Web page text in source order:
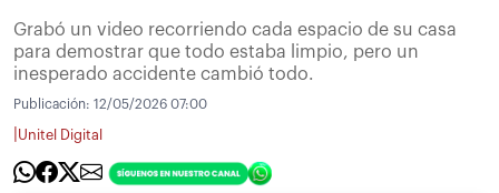
Grabó un video recorriendo cada espacio de su casa
para demostrar que todo estaba limpio, pero un
inesperado accidente cambió todo.
Publicación: 12/05/2026 07:00
Unitel Digital